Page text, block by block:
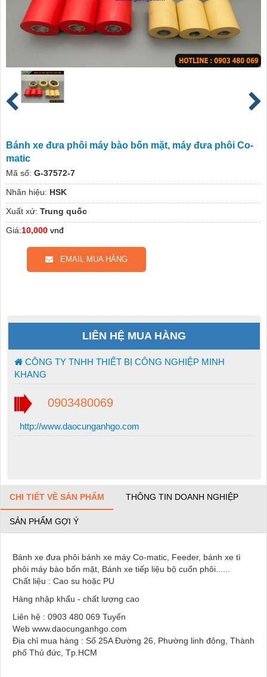
Bánh xe đưa phôi máy bào bốn mặt, máy đưa phôi Co-
matic
Mã số: G-37572-7
Nhãn hiệu: HSK
Xuất xứ: Trung quốc
Giá:10,000 vnđ
EMAIL MUA HÀNG
LIÊN HỆ MUA HÀNG
CÔNG TY TNHH THIẾT BỊ CÔNG NGHIỆP MINH
KHANG
0903480069
http://www.daocunganhgo.com
CHI TIẾT VỀ SẢN PHẨM THÔNG TIN DOANH NGHIỆP
SẢN PHẨM GỢI Ý
Bánh xe đưa phôi bánh xe máy Co-matic, Feeder, bánh xe tì
phôi máy bào bốn mặt, Bánh xe tiếp liệu bộ cuốn phôi......
Chất liệu : Cao su hoặc PU
Hàng nhập khẩu - chất lượng cao
Liên hệ : 0903 480 069 Tuyển
Web www.daocunganhgo.com
Địa chỉ mua hàng : Số 25A Đường 26, Phường linh đông, Thành
phố Thủ đức, Tp.HCM